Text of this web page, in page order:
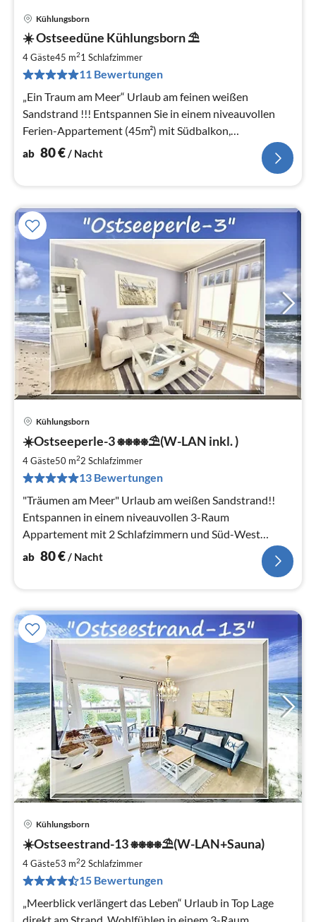
Kühlungsborn
☀️ Ostseedüne Kühlungsborn ⛱
4 Gäste45 m21 Schlafzimmer
11 Bewertungen
„Ein Traum am Meer“ Urlaub am feinen weißen
Sandstrand !!! Entspannen Sie in einem niveauvollen
Ferien-Appartement (45m²) mit Südbalkon,
Tiefgarageinklusive.
ab 80€/ Nacht
Kühlungsborn
☀️Ostseeperle-3 ⎈⎈⎈⎈⛱(W-LAN inkl. )
4 Gäste50 m22 Schlafzimmer
13 Bewertungen
"Träumen am Meer" Urlaub am weißen Sandstrand!!
Entspannen in einem niveauvollen 3-Raum
Appartement mit 2 Schlafzimmern und Süd-West
Balkon & nur wenige Meter zum Strand.
ab 80€/ Nacht
Kühlungsborn
☀️Ostseestrand-13 ⎈⎈⎈⎈⛱(W-LAN+Sauna)
4 Gäste53 m22 Schlafzimmer
15 Bewertungen
„Meerblick verlängert das Leben“ Urlaub in Top Lage